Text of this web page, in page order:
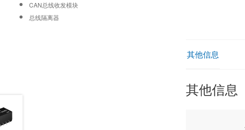
其他信息
其他信息
CAN总线收发模块
总线隔离器